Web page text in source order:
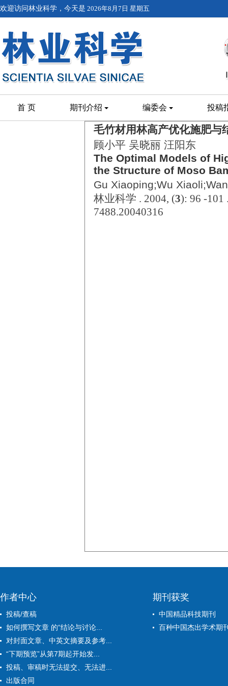
欢迎访问林业科学，今天是 2026年8月7日 星期五
首 页 期刊介绍 编委会 投稿
毛竹材用林高产优化施肥与
顾小平 吴晓丽 汪阳东
The Optimal Models of
the Structure of Moso
Gu Xiaoping;Wu
林业科学 . 2004, (3): 96 -101
7488.20040316
作者中心
投稿/查稿
如何撰写文章 的“结论与讨论...
对封面文章、中英文摘要及参考...
“下期预览”从第7期起开始发...
投稿、审稿时无法提交、无法进...
出版合同
期刊获奖
中国精品科技期刊
百种中国杰出学术期